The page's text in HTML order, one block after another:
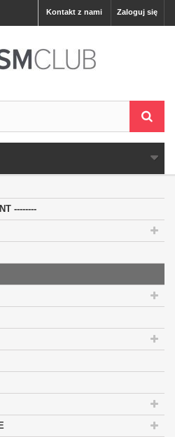
Zaloguj się
Kontakt z nami
--------